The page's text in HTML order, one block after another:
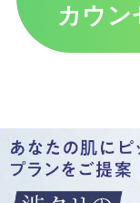
カウン